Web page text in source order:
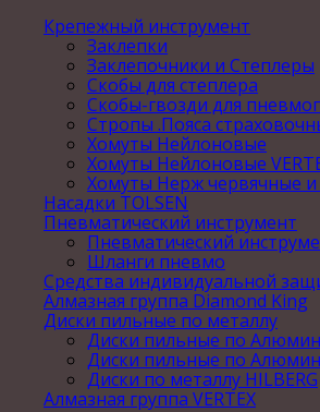
Крепежный инструмент
Заклепки
Заклепочники и Степлеры
Скобы для степлера
Скобы-гвозди для
Стропы .Пояса
Хомуты Нейлоновые
Хомуты Нейлоновые
Хомуты Нерж червячные и
Насадки TOLSEN
Пневматический инструмент
Пневматический
Шланги пневмо
Средства индивидуальной
Алмазная группа Diamond King
Диски пильные по металлу
Диски пильные по
Диски пильные по
Диски по металлу HILBERG
Алмазная группа VERTEX